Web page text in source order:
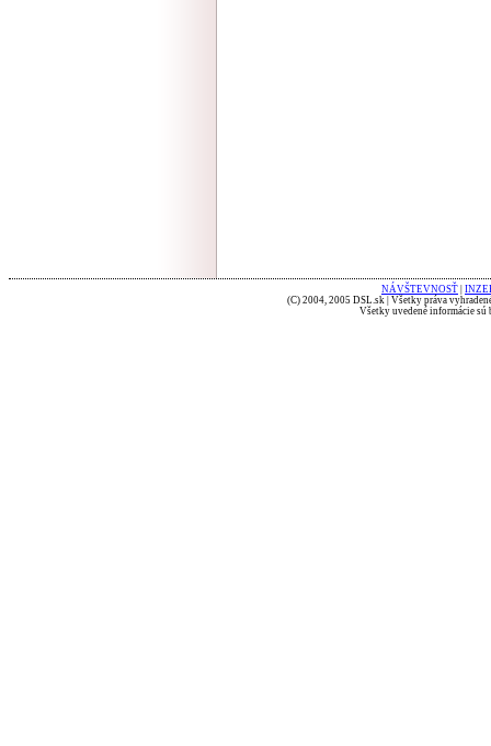
NÁVŠTEVNOSŤ
(C) 2004, 2005 DSL.sk | Všetky práva
Všetky uvedené informácie sú